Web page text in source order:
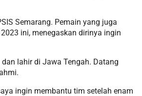
Semarang. Pemain yang juga
ini, menegaskan dirinya ingin
lahir di Jawa Tengah. Datang
ingin membantu tim setelah enam